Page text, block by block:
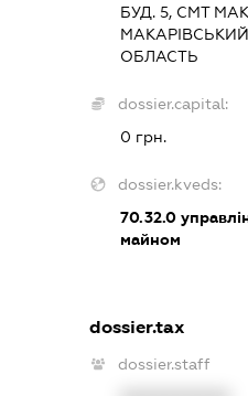
БУД. 5, СМТ
ОБЛАСТЬ
dossier.capital:
0 грн.
dossier.kveds:
70.32.0
майном
dossier.tax
dossier.staff